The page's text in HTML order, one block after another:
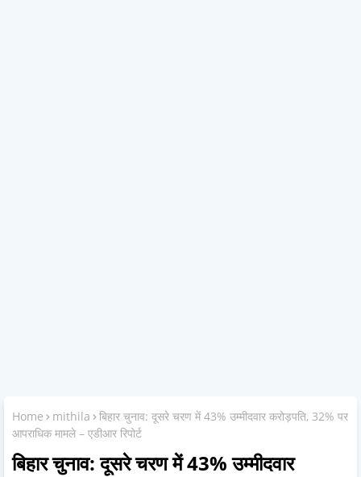
Home mithila
बिहार चुनाव: दूसरे चरण में 43% उम्मीदवार करोड़पति, 32% पर
आपराधिक मामले – एडीआर रिपोर्ट
बिहार चुनाव: दूसरे चरण में 43% उम्मीदवार